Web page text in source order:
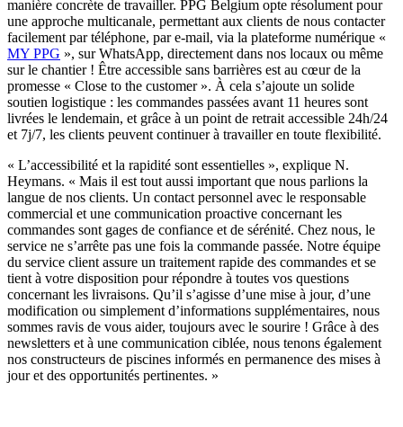
manière concrète de travailler. PPG Belgium opte résolument pour
une approche multicanale, permettant aux clients de nous contacter
facilement par téléphone, par e-mail, via la plateforme numérique «
MY PPG », sur WhatsApp, directement dans nos locaux ou même
sur le chantier ! Être accessible sans barrières est au cœur de la
promesse « Close to the customer ». À cela s’ajoute un solide
soutien logistique : les commandes passées avant 11 heures sont
livrées le lendemain, et grâce à un point de retrait accessible 24h/24
et 7j/7, les clients peuvent continuer à travailler en toute flexibilité.
« L’accessibilité et la rapidité sont essentielles », explique N.
Heymans. « Mais il est tout aussi important que nous parlions la
langue de nos clients. Un contact personnel avec le responsable
commercial et une communication proactive concernant les
commandes sont gages de confiance et de sérénité. Chez nous, le
service ne s’arrête pas une fois la commande passée. Notre équipe
du service client assure un traitement rapide des commandes et se
tient à votre disposition pour répondre à toutes vos questions
concernant les livraisons. Qu’il s’agisse d’une mise à jour, d’une
modification ou simplement d’informations supplémentaires, nous
sommes ravis de vous aider, toujours avec le sourire ! Grâce à des
newsletters et à une communication ciblée, nous tenons également
nos constructeurs de piscines informés en permanence des mises à
jour et des opportunités pertinentes. »